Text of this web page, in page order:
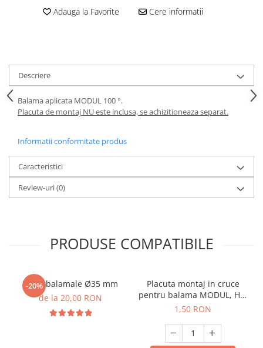
Adauga la Favorite Cere informatii
Descriere
Balama aplicata MODUL 100 °.
Placuta de montaj NU este inclusa, se achizitioneaza separat.
Informatii conformitate produs
Caracteristici
Review-uri(0)
PRODUSE COMPATIBILE
-20%
Freza balamale Ø35 mm
de la 20,00 RON
Placuta montaj in cruce
pentru balama MODUL, H 0
mm
1,50 RON